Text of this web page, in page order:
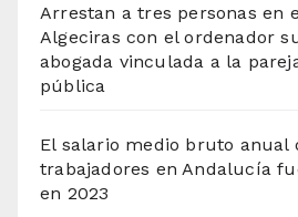
Arrestan a tres personas en
Algeciras con el ordenador
abogada vinculada a la
pública
El salario medio bruto anual
trabajadores en Andalucía
en 2023